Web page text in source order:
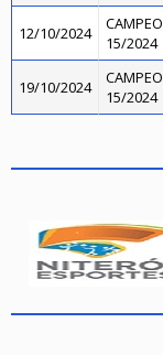
12/10/2024
15/2024
19/10/2024
15/2024